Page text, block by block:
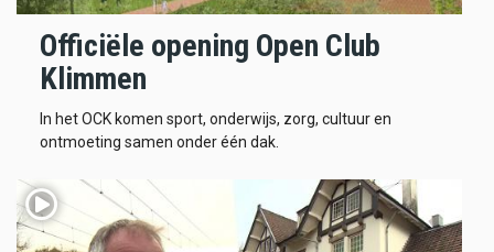
Officiële opening Open Club
Klimmen
In het OCK komen sport, onderwijs, zorg, cultuur en
ontmoeting samen onder één dak.